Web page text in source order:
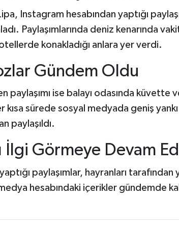
Instagram hesabından yaptığı
Paylaşımlarında deniz kenarında
konakladığı anlara yer verdi.
Gündem Oldu
paylaşımı ise balayı odasında küvette
sürede sosyal medyada geniş yankı
paylaşıldı.
İlgi Görmeye Devam
paylaşımlar, hayranları tarafından
hesabındaki içerikler gündemde